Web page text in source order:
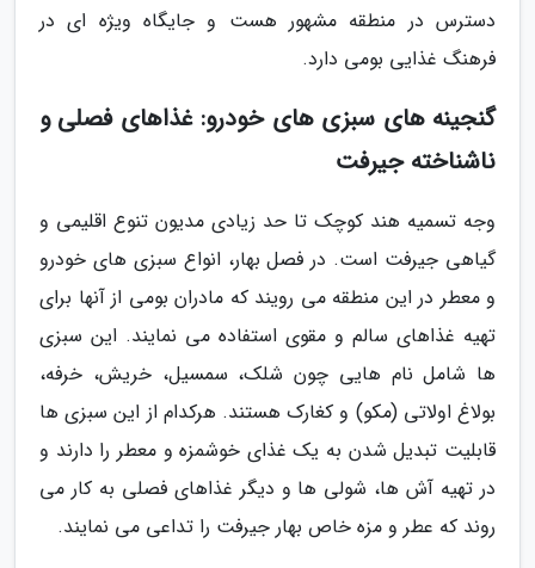
دسترس در منطقه مشهور هست و جایگاه ویژه ای در
فرهنگ غذایی بومی دارد.
گنجینه های سبزی های خودرو: غذاهای فصلی و
ناشناخته جیرفت
وجه تسمیه هند کوچک تا حد زیادی مدیون تنوع اقلیمی و
گیاهی جیرفت است. در فصل بهار، انواع سبزی های خودرو
و معطر در این منطقه می رویند که مادران بومی از آنها برای
تهیه غذاهای سالم و مقوی استفاده می نمایند. این سبزی
ها شامل نام هایی چون شلک، سمسیل، خریش، خرفه،
بولاغ اولاتی (مکو) و کغارک هستند. هرکدام از این سبزی ها
قابلیت تبدیل شدن به یک غذای خوشمزه و معطر را دارند و
در تهیه آش ها، شولی ها و دیگر غذاهای فصلی به کار می
روند که عطر و مزه خاص بهار جیرفت را تداعی می نمایند.